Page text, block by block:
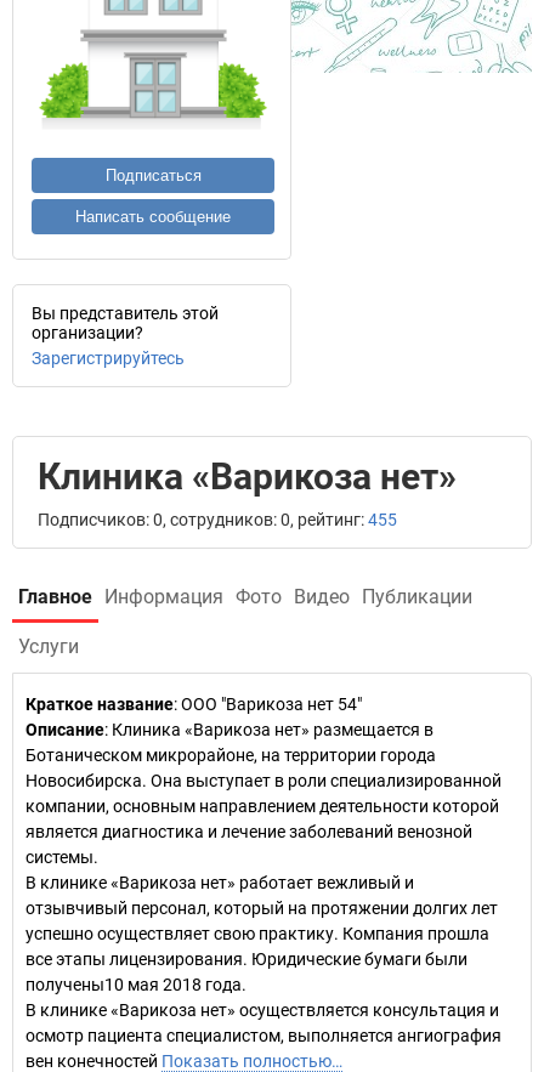
Подписаться
Написать сообщение
Вы представитель этой
организации?
Зарегистрируйтесь
Клиника «Варикоза нет»
Подписчиков: 0, сотрудников: 0, рейтинг:455
Главное Информация Фото Видео Публикации
Услуги
Краткое название:ООО "Варикоза нет 54"
Описание: Клиника «Варикоза нет» размещается в
Ботаническом микрорайоне, на территории города
Новосибирска. Она выступает в роли специализированной
компании, основным направлением деятельности которой
является диагностика и лечение заболеваний венозной
системы.
В клинике «Варикоза нет» работает вежливый и
отзывчивый персонал, который на протяжении долгих лет
успешно осуществляет свою практику. Компания прошла
все этапы лицензирования. Юридические бумаги были
получены10 мая 2018 года.
В клинике «Варикоза нет» осуществляется консультация и
осмотр пациента специалистом, выполняется ангиография
вен конечностей Показать полностью…